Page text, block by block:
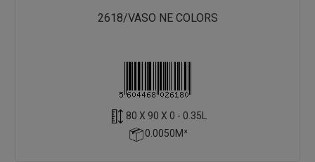
2618/VASO NE COLORS
80 X 90 X 0 - 0.35L
0.0050M³